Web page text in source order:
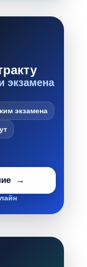
экзамена
экзамена